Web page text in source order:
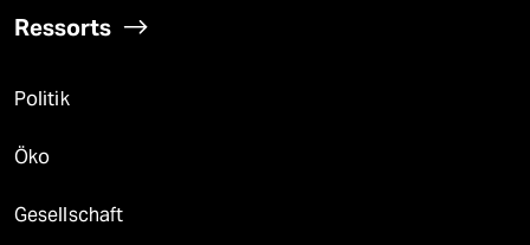
Ressorts
Politik
Öko
Gesellschaft